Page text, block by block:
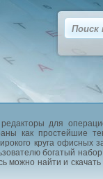
для
как простейшие
круга офисных
богатый
можно найти и